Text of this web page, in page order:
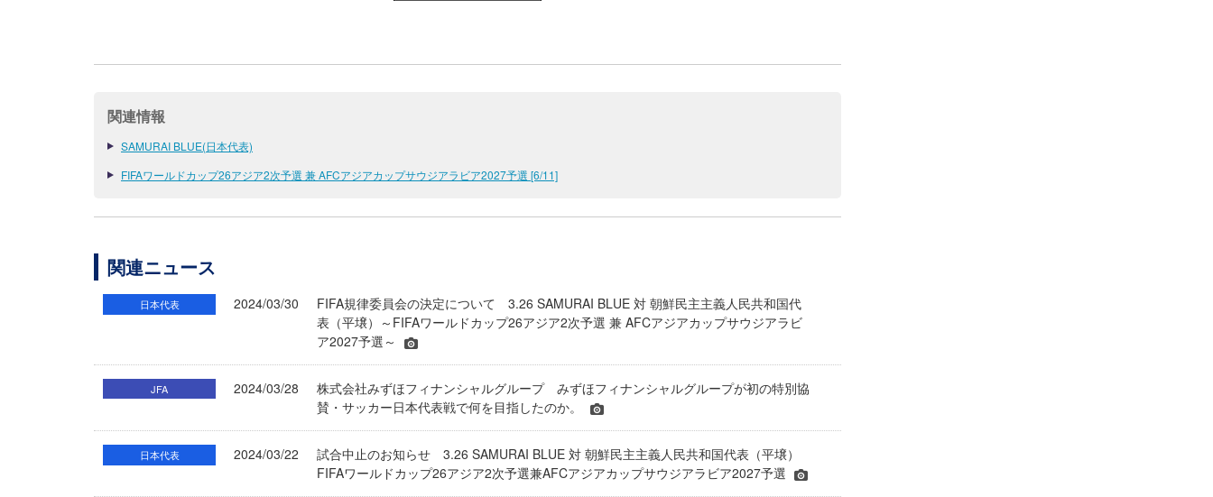
関連情報
SAMURAI BLUE(日本代表)
FIFAワールドカップ26アジア2次予選 兼 AFCアジアカップサウジアラビア2027予選 [6/11]
関連ニュース
日本代表 2024/03/30
FIFA規律委員会の決定について 3.26 SAMURAI BLUE 対 朝鮮民主主義人民共和国代
表（平壌）～FIFAワールドカップ26アジア2次予選 兼 AFCアジアカップサウジアラビ
ア2027予選～
JFA 2024/03/28
株式会社みずほフィナンシャルグループ みずほフィナンシャルグループが初の特別協
賛・サッカー日本代表戦で何を目指したのか。
日本代表 2024/03/22
試合中止のお知らせ 3.26 SAMURAI BLUE 対 朝鮮民主主義人民共和国代表（平壌）
FIFAワールドカップ26アジア2次予選兼AFCアジアカップサウジアラビア2027予選